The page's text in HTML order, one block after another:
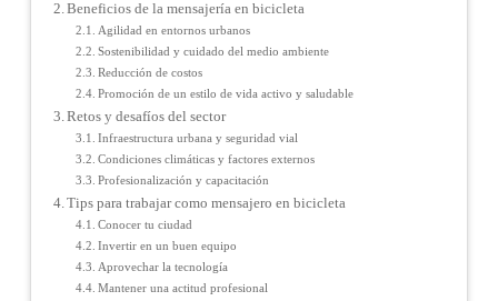
Beneficios de la mensajería en bicicleta
Agilidad en entornos urbanos
Sostenibilidad y cuidado del medio ambiente
Reducción de costos
Promoción de un estilo de vida activo y saludable
Retos y desafíos del sector
Infraestructura urbana y seguridad vial
Condiciones climáticas y factores externos
Profesionalización y capacitación
Tips para trabajar como mensajero en bicicleta
Conocer tu ciudad
Invertir en un buen equipo
Aprovechar la tecnología
Mantener una actitud profesional